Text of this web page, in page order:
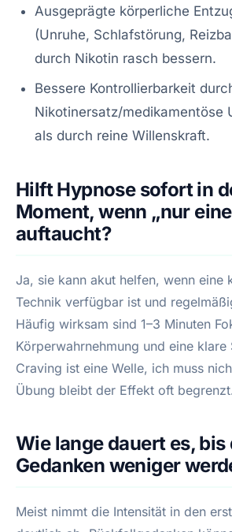
Ausgeprägte körperliche
(Unruhe, Schlafstörung,
durch Nikotin rasch bessern.
Bessere Kontrollierbarkeit
Nikotinersatz/medikamentöse
als durch reine Willenskraft.
Hilft Hypnose sofort in
Moment, wenn „nur
auftaucht?
Ja, sie kann akut helfen, wenn eine
Technik verfügbar ist und
Häufig wirksam sind 1–3 Minuten
Körperwahrnehmung und eine klare
Craving ist eine Welle, ich muss
Übung bleibt der Effekt oft
Wie lange dauert es, bis
Gedanken weniger
Meist nimmt die Intensität in den